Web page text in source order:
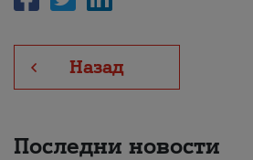
Назад
Последни новости